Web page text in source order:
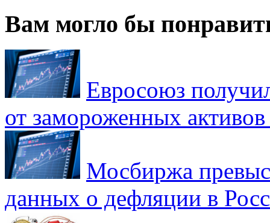
Вам могло бы
Евросоюз
от замороженных
Мосбиржа
данных о дефляции в